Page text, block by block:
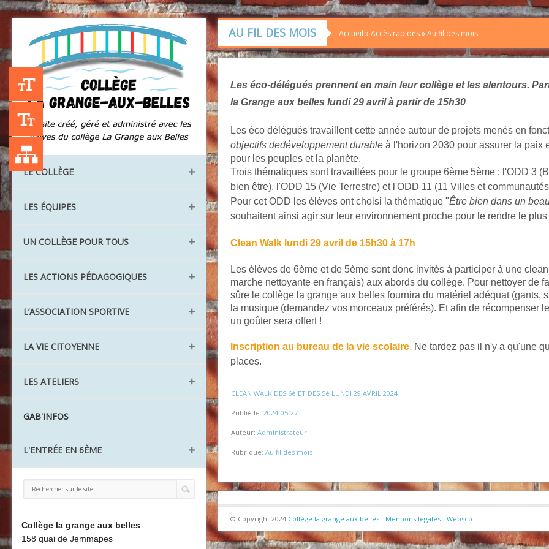
+A
-A
Liste des publications
LE COLLÈGE
Les locaux
Les classes
Le lexique
LES ÉQUIPES
Direction et administration
Santé Action sociale
UN COLLÈGE POUR TOUS
Les aménagements
Les UPE2A
LES ACTIONS PÉDAGOGIQUES
Le Réseau REP
Action collégien
Projets
L’ASSOCIATION SPORTIVE
AS Ping Pong
AS Badminton
LA VIE CITOYENNE
Les Délégués
Les éco-délégués
LES ATELIERS
L'atelier théâtre
L'atelier Être bien
L'atelier jardinage
La Redac
Board'Gab
Clubs maths
GAB'INFOS
L'ENTRÉE EN 6ÈME
Préparer ma rentrée
Découvrir le collège
Collège la grange aux belles
158 quai de Jemmapes
AU FIL DES MOIS Accueil »Accès rapides»Au fil des mois
Les éco-délégués prennent en main leur collège et les alentours.
la Grange aux belles lundi 29 avril à partir de 15h30
Les éco délégués travaillent cette année autour de projets menés en
objectifs dedéveloppementdurable à l'horizon 2030 pour assurer la paix
pour les peuples et la planète.
Trois thématiques sont travaillées pour le groupe 6ème 5ème : l'ODD 3
bien être), l'ODD 15 (Vie Terrestre) et l'ODD 11 (11 Villes et
Pour cet ODD les élèves ont choisi la thématique "Être bien dans un
souhaitent ainsi agir sur leur environnement proche pour le rendre le
Clean Walk lundi 29 avril de 15h30 à 17h
Les élèves de 6ème et de 5ème sont donc invités à participer à une
marche nettoyante en français) aux abords du collège. Pour nettoyer de
sûre le collège la grange aux belles fournira du matériel adéquat (gants,
la musique (demandez vos morceaux préférés). Et afin de récompenser
un goûter sera offert !
Inscription au bureau de la vie scolaire. Ne tardez pas il n'y a qu'une
places.
CLEAN WALK DES 6è ET DES 5è LUNDI 29 AVRIL 2024
Publié le: 2024-05-27
Auteur: Administrateur
Rubrique: Au fil des mois
© Copyright 2024 Collège la grange aux belles - Mentions légales - Websco